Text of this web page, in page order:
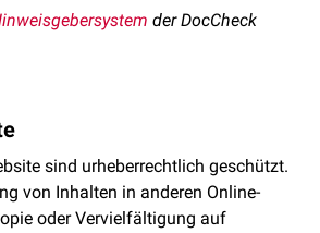
der DocCheck
sind urheberrechtlich geschützt.
von Inhalten in anderen Online-
oder Vervielfältigung auf